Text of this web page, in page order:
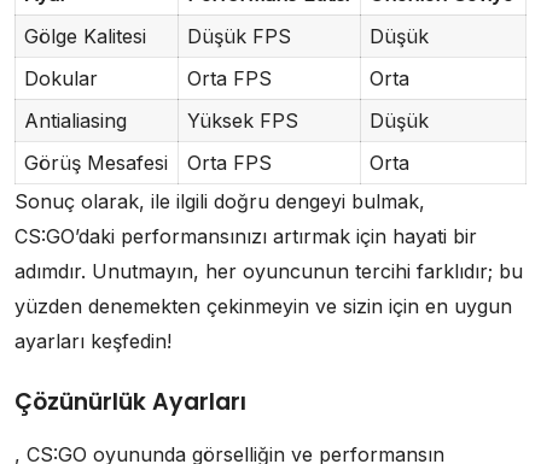
Gölge Kalitesi
Düşük FPS
Düşük
Dokular
Orta FPS
Orta
Antialiasing
Yüksek FPS
Düşük
Görüş Mesafesi
Orta FPS
Orta
Sonuç olarak, ile ilgili doğru dengeyi bulmak,
CS:GO’daki performansınızı artırmak için hayati bir
adımdır. Unutmayın, her oyuncunun tercihi farklıdır; bu
yüzden denemekten çekinmeyin ve sizin için en uygun
ayarları keşfedin!
Çözünürlük Ayarları
, CS:GO oyununda görselliğin ve performansın